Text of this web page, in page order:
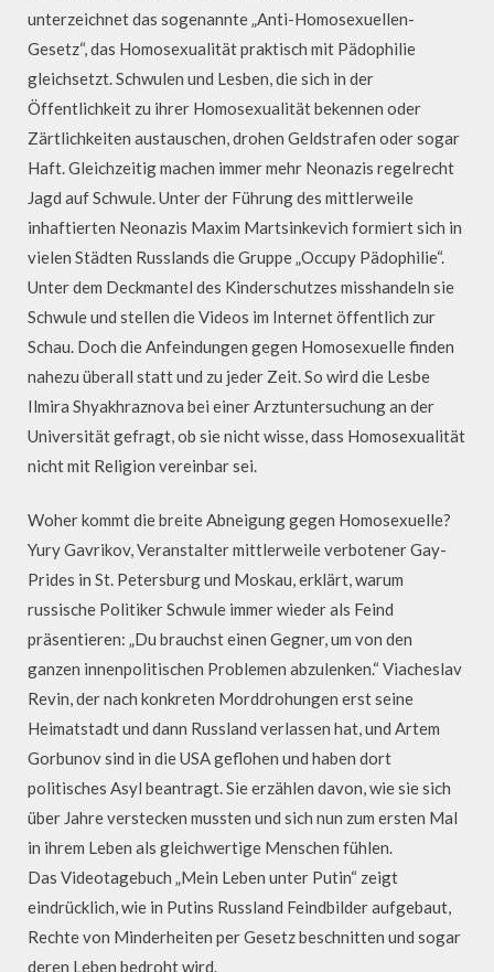
unterzeichnet das sogenannte „Anti-Homosexuellen-
Gesetz“, das Homosexualität praktisch mit Pädophilie
gleichsetzt. Schwulen und Lesben, die sich in der
Öffentlichkeit zu ihrer Homosexualität bekennen oder
Zärtlichkeiten austauschen, drohen Geldstrafen oder sogar
Haft. Gleichzeitig machen immer mehr Neonazis regelrecht
Jagd auf Schwule. Unter der Führung des mittlerweile
inhaftierten Neonazis Maxim Martsinkevich formiert sich in
vielen Städten Russlands die Gruppe „Occupy Pädophilie“.
Unter dem Deckmantel des Kinderschutzes misshandeln sie
Schwule und stellen die Videos im Internet öffentlich zur
Schau. Doch die Anfeindungen gegen Homosexuelle finden
nahezu überall statt und zu jeder Zeit. So wird die Lesbe
Ilmira Shyakhraznova bei einer Arztuntersuchung an der
Universität gefragt, ob sie nicht wisse, dass Homosexualität
nicht mit Religion vereinbar sei.
Woher kommt die breite Abneigung gegen Homosexuelle?
Yury Gavrikov, Veranstalter mittlerweile verbotener Gay-
Prides in St. Petersburg und Moskau, erklärt, warum
russische Politiker Schwule immer wieder als Feind
präsentieren: „Du brauchst einen Gegner, um von den
ganzen innenpolitischen Problemen abzulenken.“ Viacheslav
Revin, der nach konkreten Morddrohungen erst seine
Heimatstadt und dann Russland verlassen hat, und Artem
Gorbunov sind in die USA geflohen und haben dort
politisches Asyl beantragt. Sie erzählen davon, wie sie sich
über Jahre verstecken mussten und sich nun zum ersten Mal
in ihrem Leben als gleichwertige Menschen fühlen.
Das Videotagebuch „Mein Leben unter Putin“ zeigt
eindrücklich, wie in Putins Russland Feindbilder aufgebaut,
Rechte von Minderheiten per Gesetz beschnitten und sogar
deren Leben bedroht wird.